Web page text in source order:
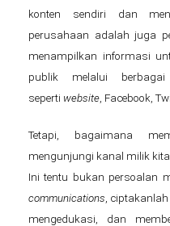
konten sendiri dan
perusahaan adalah juga
menampilkan informasi
publik melalui
seperti website , Facebook,
Tetapi, bagaimana
mengunjungi kanal milik
Ini tentu bukan persoalan
communications ,
mengedukasi, dan